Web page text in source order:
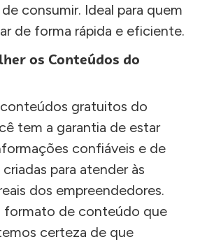
consumir. Ideal para quem
de forma rápida e eficiente.
os Conteúdos do
gratuitos do
tem a garantia de estar
confiáveis e de
para atender às
dos empreendedores.
formato de conteúdo que
certeza de que